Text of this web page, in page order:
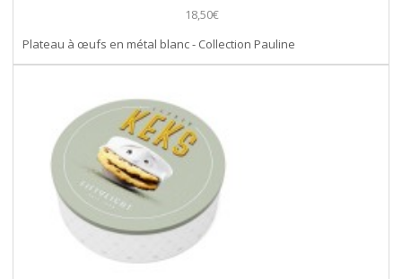
18,50€
Plateau à œufs en métal blanc - Collection Pauline